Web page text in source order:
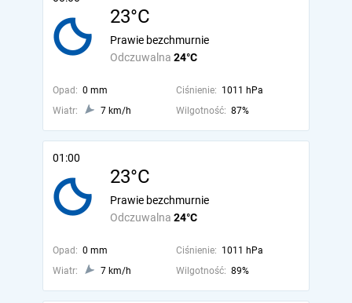
23°C
Odczuwalna 24°C
Prawie bezchmurnie
Opad: 0 mm Ciśnienie: 1011 hPa
Wiatr:
7 km/h Wilgotność: 87%
01:00
23°C
Odczuwalna 24°C
Prawie bezchmurnie
Opad: 0 mm Ciśnienie: 1011 hPa
Wiatr:
7 km/h Wilgotność: 89%